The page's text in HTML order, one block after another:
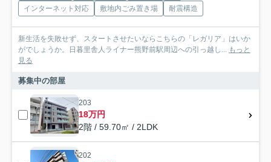
インターネット対応
敷地内ごみ置き場 耐震構造
新生活を失敗せず、スタートさせたいならこちらの「レガリア」はいか
がでしょうか。日暮里舎人ライナー熊野前駅周辺への引っ越し...
もっと
見る
募集中の部屋
203
18万円
2階 / 59.70㎡ / 2LDK
202